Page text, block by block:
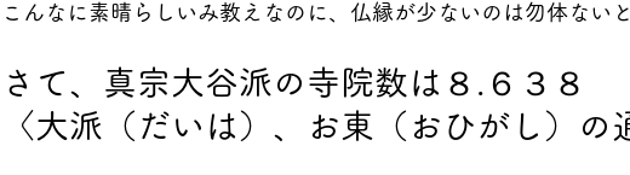
こんなに素晴らしいみ教えなのに、仏縁が少ないのは勿体ない
さて、真宗大谷派の寺院数は８.６３８
〈大派（だいは）、お東（おひがし）の